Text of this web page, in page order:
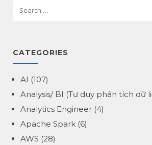
CATEGORIES
AI (107)
Analysis/ BI (Tư duy phân tích dữ
Analytics Engineer (4)
Apache Spark (6)
AWS (28)